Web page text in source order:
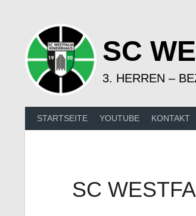
SC
3. HERREN –
STARTSEITE YOUTUBE KONTAKT
SC